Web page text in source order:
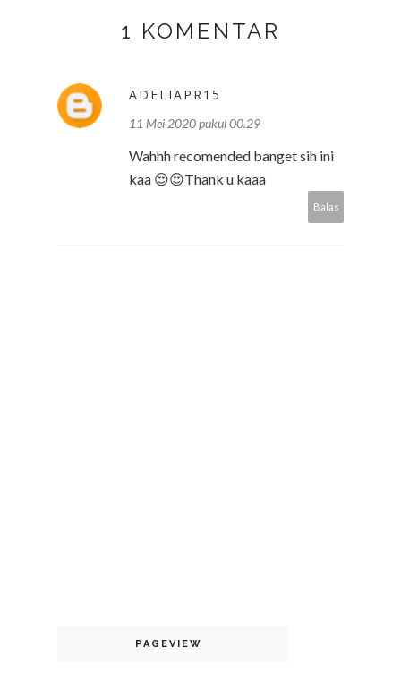
1 KOMENTAR
ADELIAPR15
11 Mei 2020 pukul 00.29
Wahhh recomended banget sih ini
kaa 😍😍Thank u kaaa
Balas
PAGEVIEW